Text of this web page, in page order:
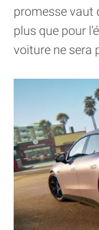
promesse vaut
plus que pour
voiture ne sera